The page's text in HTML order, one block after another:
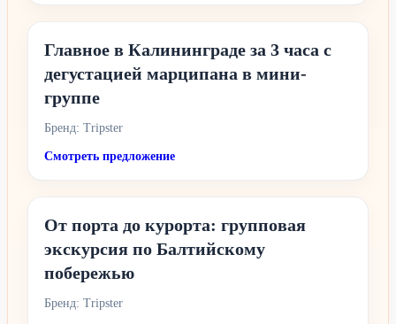
Главное в Калининграде за 3 часа с
дегустацией марципана в мини-
группе
Бренд: Tripster
Смотреть предложение
От порта до курорта: групповая
экскурсия по Балтийскому
побережью
Бренд: Tripster